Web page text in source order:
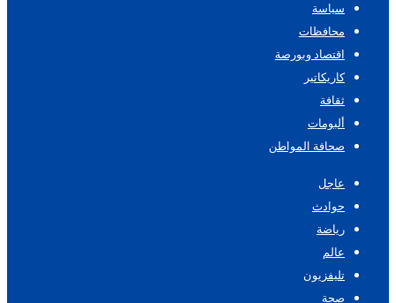
سياسة
محافظات
اقتصاد وبورصة
كاريكاتير
ثقافة
ألبومات
صحافة المواطن
عاجل
حوادث
رياضة
عالم
تليفزيون
صحة